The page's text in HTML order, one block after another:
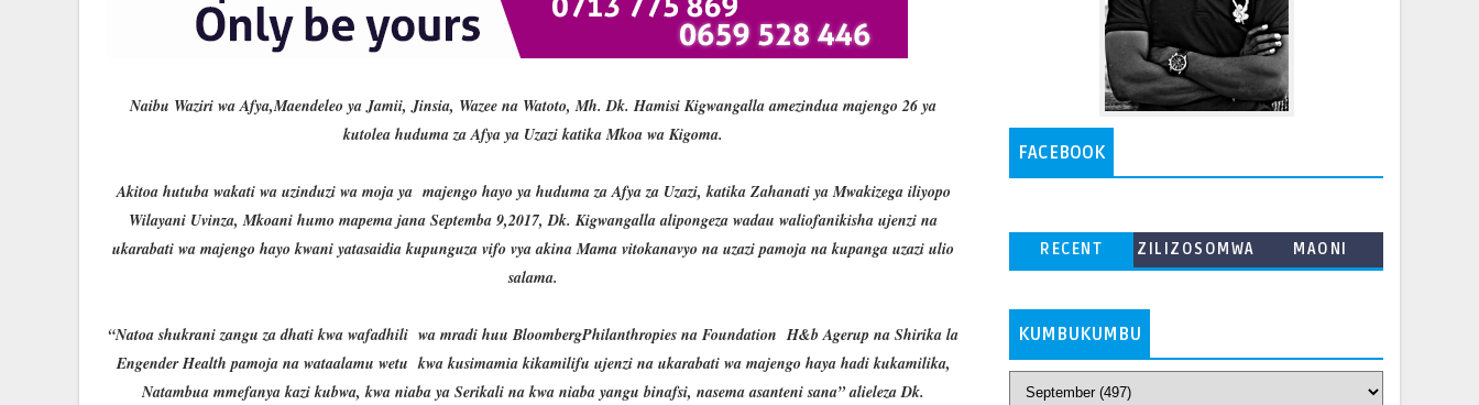
Naibu Waziri wa Afya,Maendeleo ya Jamii, Jinsia, Wazee na Watoto, Mh. Dk. Hamisi Kigwangalla amezindua majengo 26 ya
kutolea huduma za Afya ya Uzazi katika Mkoa wa Kigoma.
Akitoa hutuba wakati wa uzinduzi wa moja ya majengo hayo ya huduma za Afya za Uzazi, katika Zahanati ya Mwakizega iliyopo
Wilayani Uvinza, Mkoani humo mapema jana Septemba 9,2017, Dk. Kigwangalla alipongeza wadau waliofanikisha ujenzi na
ukarabati wa majengo hayo kwani yatasaidia kupunguza vifo vya akina Mama vitokanavyo na uzazi pamoja na kupanga uzazi ulio
salama.
“Natoa shukrani zangu za dhati kwa wafadhili wa mradi huu BloombergPhilanthropies na Foundation H&b Agerup na Shirika la
Engender Health pamoja na wataalamu wetu kwa kusimamia kikamilifu ujenzi na ukarabati wa majengo haya hadi kukamilika,
Natambua mmefanya kazi kubwa, kwa niaba ya Serikali na kwa niaba yangu binafsi, nasema asanteni sana” alieleza Dk.
FACEBOOK
RECENT
ZILIZOSOMWA
MAONI
KUMBUKUMBU